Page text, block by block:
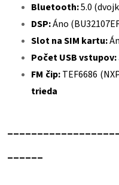
Bluetooth:5.0
DSP:Áno
Slot na SIM kartu:
Počet USB vstupov:
FM čip:TEF6686
trieda
______